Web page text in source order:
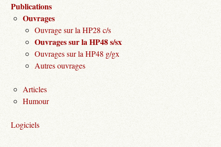
Publications
Ouvrages
Ouvrage sur la HP28 c/s
Ouvrages sur la HP48 s/sx
Ouvrages sur la HP48 g/gx
Autres ouvrages
Articles
Humour
Logiciels